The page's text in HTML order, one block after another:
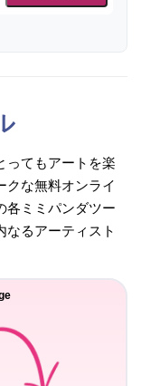
ってもアートを楽
クな無料オンライ
各ミミパンダツー
なるアーティスト